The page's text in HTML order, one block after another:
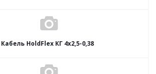
Кабель HoldFlex КГ 4x2,5-0,38